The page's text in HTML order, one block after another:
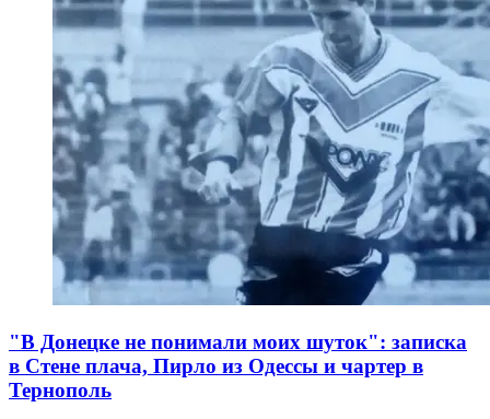
"В Донецке не понимали моих шуток": записка
в Стене плача, Пирло из Одессы и чартер в
Тернополь